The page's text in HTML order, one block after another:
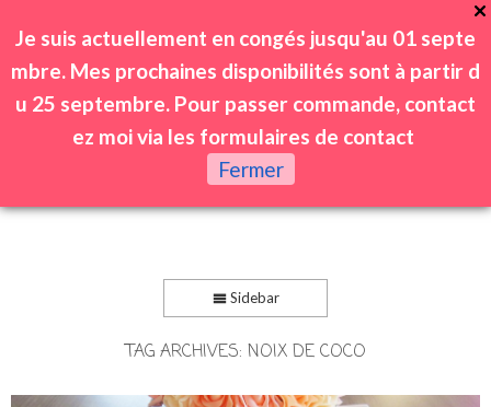
Sidebar
TAG ARCHIVES: NOIX DE COCO
Je suis actuellement en congés jusqu'au 01 septe
mbre. Mes prochaines disponibilités sont à partir d
u 25 septembre. Pour passer commande, contact
ez moi via les formulaires de contact
Fermer